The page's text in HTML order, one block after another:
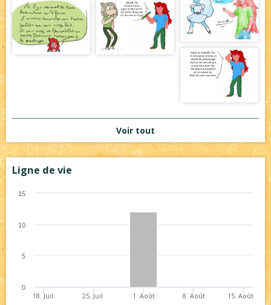
Voir tout
Ligne de vie
18. Juil. 25. Juil. 1. Août 8. Août 15. Août
0
5
10
15